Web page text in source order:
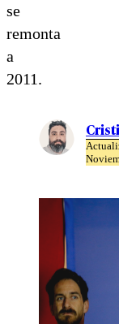
se
remonta
a
2011.